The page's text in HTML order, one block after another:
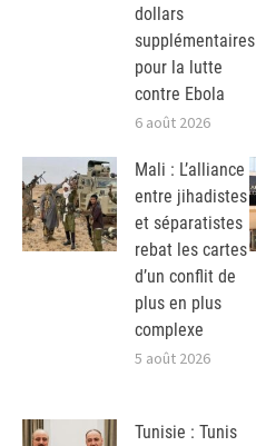
dollars
supplémentaires
pour la lutte
contre Ebola
6 août 2026
Mali : L’alliance
entre jihadistes
et séparatistes
rebat les cartes
d’un conflit de
plus en plus
complexe
5 août 2026
Tunisie : Tunis